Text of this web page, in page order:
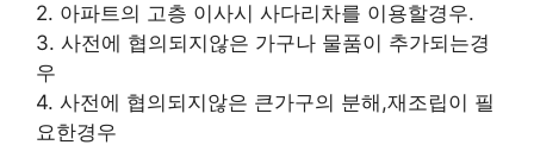
2. 아파트의 고층 이사시 사다리차를 이용할경우.
3. 사전에 협의되지않은 가구나 물품이 추가되는경
우
4. 사전에 협의되지않은 큰가구의 분해,재조립이 필
요한경우